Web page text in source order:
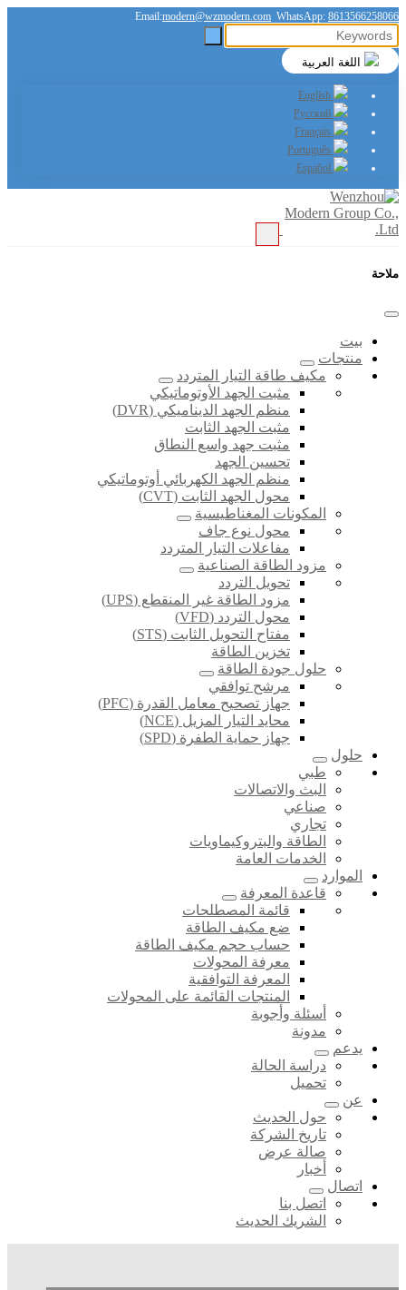
Email:modern@wzmodern.com WhatsApp: 8613566258066
ملاحة
بيت
منتجات
مكيف طاقة التيار المتردد
مثبت الجهد الأوتوماتيكي
منظم الجهد الديناميكي (DVR)
مثبت الجهد الثابت
مثبت جهد واسع النطاق
تحسين الجهد
منظم الجهد الكهربائي أوتوماتيكي
محول الجهد الثابت (CVT)
المكونات المغناطيسية
محول نوع جاف
مفاعلات التيار المتردد
مزود الطاقة الصناعية
تحويل التردد
مزود الطاقة غير المنقطع (UPS)
محول التردد (VFD)
مفتاح التحويل الثابت (STS)
تخزين الطاقة
حلول جودة الطاقة
مرشح توافقي
جهاز تصحيح معامل القدرة (PFC)
محايد التيار المزيل (NCE)
جهاز حماية الطفرة (SPD)
حلول
طبي
البث والاتصالات
صناعي
تجاري
الطاقة والبتروكيماويات
الخدمات العامة
الموارد
قاعدة المعرفة
قائمة المصطلحات
ضع مكيف الطاقة
حساب حجم مكيف الطاقة
معرفة المحولات
المعرفة التوافقية
المنتجات القائمة على المحولات
أسئلة وأجوبة
مدونة
يدعم
دراسة الحالة
تحميل
عن
حول الحديث
تاريخ الشركة
صالة عرض
أخبار
اتصال
اتصل بنا
الشريك الحديث